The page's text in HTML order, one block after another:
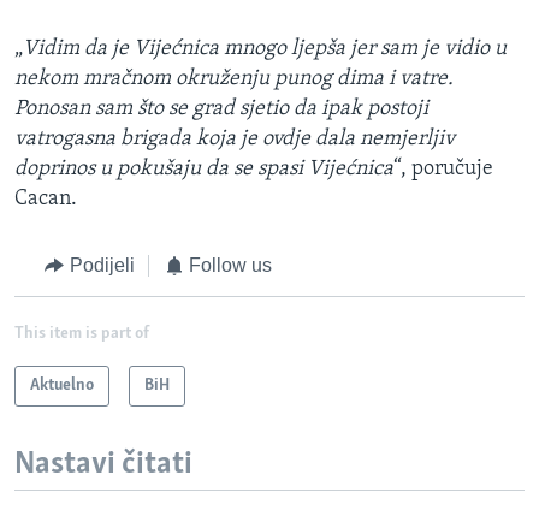
„ Vidim da je Vijećnica mnogo ljepša jer sam je vidio u
nekom mračnom okruženju punog dima i vatre.
Ponosan sam što se grad sjetio da ipak postoji
vatrogasna brigada koja je ovdje dala nemjerljiv
doprinos u pokušaju da se spasi Vijećnica“, poručuje
Cacan.
Podijeli Follow us
This item is part of
Aktuelno BiH
Nastavi čitati